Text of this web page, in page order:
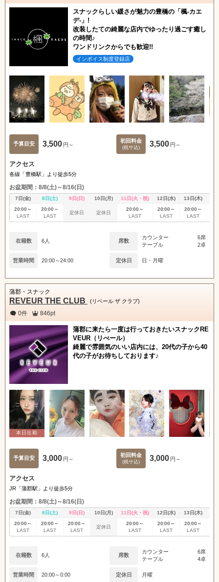
スナックらしい緩さが魅力の豊橋の「楓-カエ
デ-」!
改装したての綺麗な店内でゆったり過ごす癒し
の時間♪
ワンドリンクからでも歓迎!!
インボイス制度登録店
予算目安 3,500 円～
初回料金
(税サ込) 3,500 円～
アクセス
各線「豊橋駅」より徒歩5分
お盆期間：8/8(土)～8/16(日)
7日(金) 8日(土) 9日(日) 10日(月) 11日(火・祝) 12日(水) 13日(木)
20:00～
LAST
20:00～
LAST
定休日 定休日
20:00～
LAST
20:00～
LAST
20:00～
LAST
在籍数 6人 席数
カウンター
6席
テーブル
2卓
営業時間 20:00～24:00 定休日 日・月曜
蒲郡・スナック
REVEUR THE CLUB (リベール ザ クラブ)
0件 846pt
蒲郡に来たら一度は行っておきたいスナックRE
VEUR（リべール）
綺麗で雰囲気のいい店内には、20代の子から40
代の子がお待ちしております♪
予算目安 3,000 円～
初回料金
(税サ込) 3,000 円～
アクセス
JR「蒲郡駅」より徒歩5分
お盆期間：8/8(土)～8/16(日)
7日(金) 8日(土) 9日(日) 10日(月) 11日(火・祝) 12日(水) 13日(木)
20:00～
LAST
20:00～
LAST
20:00～
LAST
定休日
20:00～
LAST
20:00～
LAST
20:00～
LAST
在籍数 6人 席数
カウンター
6席
テーブル
4卓
営業時間 20:00～0:00 定休日 月曜